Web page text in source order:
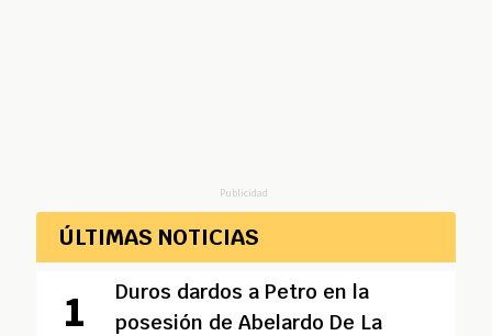
Publicidad
ÚLTIMAS NOTICIAS
Duros dardos a Petro en la
posesión de Abelardo De La